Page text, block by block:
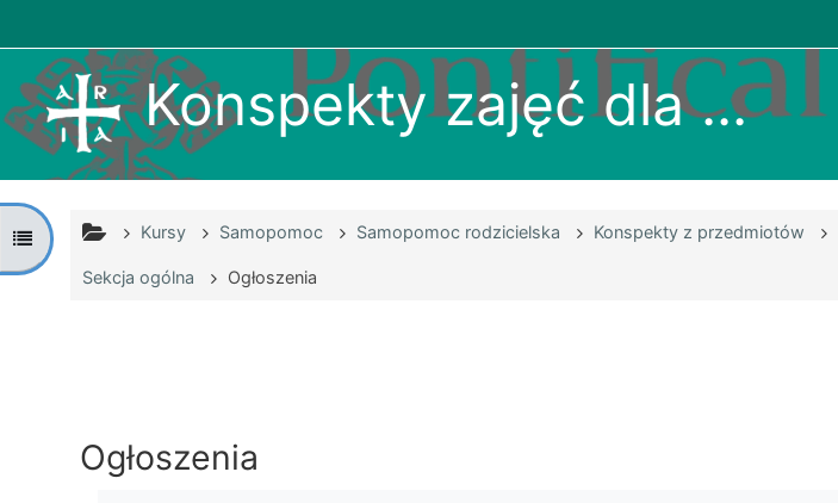
Konspekty zajęć dla ...
Otwórz indeks kursu
Kursy Samopomoc Samopomoc rodzicielska Konspekty z przedmiotów
Sekcja ogólna Ogłoszenia
Ogłoszenia